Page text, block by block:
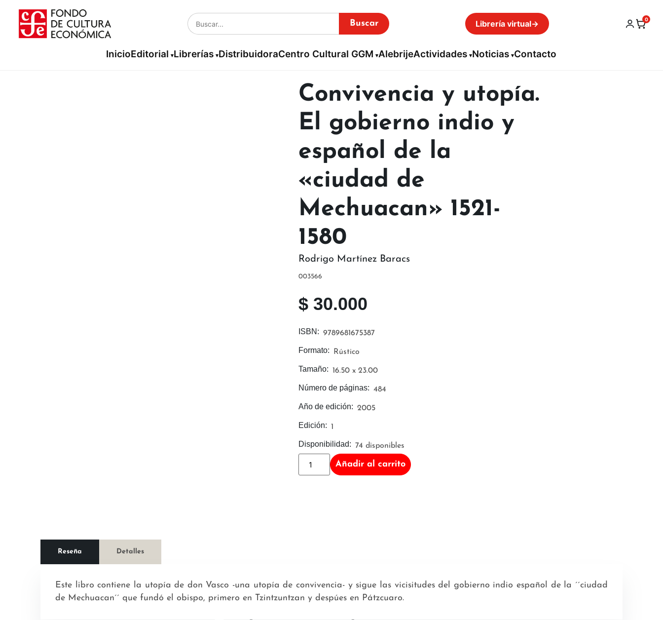
Buscar Librería virtual→ 0
InicioEditorial Librerías DistribuidoraCentro Cultural GGM AlebrijeActividades Noticias Contacto
Añadir al carrito
Disponibilidad: 74 disponibles
Edición: 1
Año de edición: 2005
Número de páginas: 484
Tamaño: 16.50 x 23.00
Formato: Rústico
ISBN: 9789681675387
$30.000
003566
Rodrigo Martínez Baracs
Convivencia y utopía.
El gobierno indio y
español de la
«ciudad de
Mechuacan» 1521-
1580
Reseña Detalles
Este libro contiene la utopía de don Vasco -una utopía de convivencia- y sigue las vicisitudes del gobierno indio español de la ´´ciudad
de Mechuacan´´ que fundó el obispo, primero en Tzintzuntzan y despúes en Pátzcuaro.